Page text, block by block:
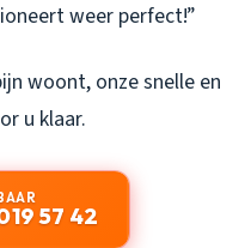
weer perfect!”
woont, onze snelle en
u klaar.
57 42